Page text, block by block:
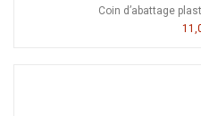
Coin d’abattage